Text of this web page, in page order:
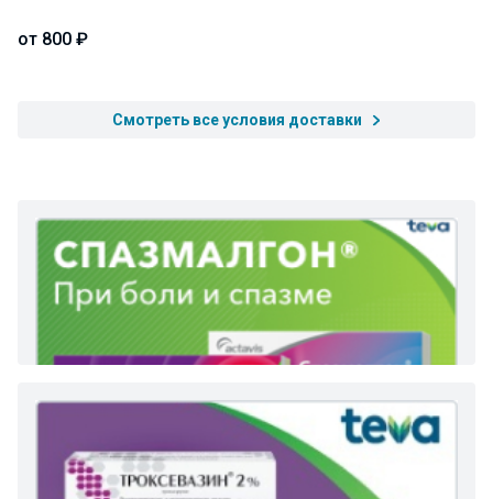
от 800 ₽
Смотреть все условия доставки